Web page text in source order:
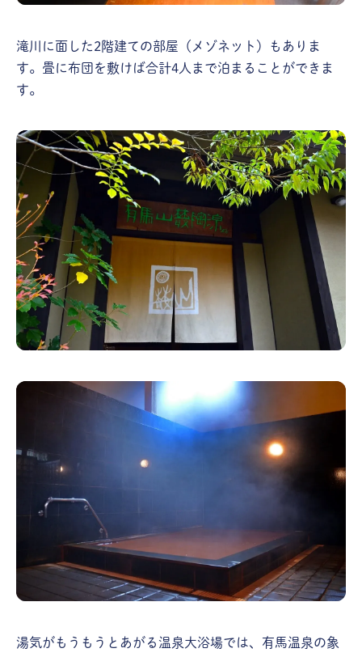
滝川に面した2階建ての部屋（メゾネット）もありま
す。畳に布団を敷けば合計4人まで泊まることができま
す。
湯気がもうもうとあがる温泉大浴場では、有馬温泉の象